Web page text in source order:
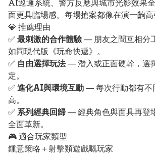
AI巡邏系統、警方反應與城市光影效果
面更具臨場感。每場搶案都像在演一齣高
💎 推薦理由
✅ 最刺激的合作體驗 — 朋友之間互相分
如同現代版《玩命快遞》。
✅ 自由選擇玩法— 潛入或正面硬幹，選
定。
✅ 進化AI與環境互動 — 每次行動都有不
高。
✅ 系列經典回歸 — 經典角色與面具再登
全面革新。
🎮 適合玩家類型
鍾意策略＋射擊類遊戲嘅玩家